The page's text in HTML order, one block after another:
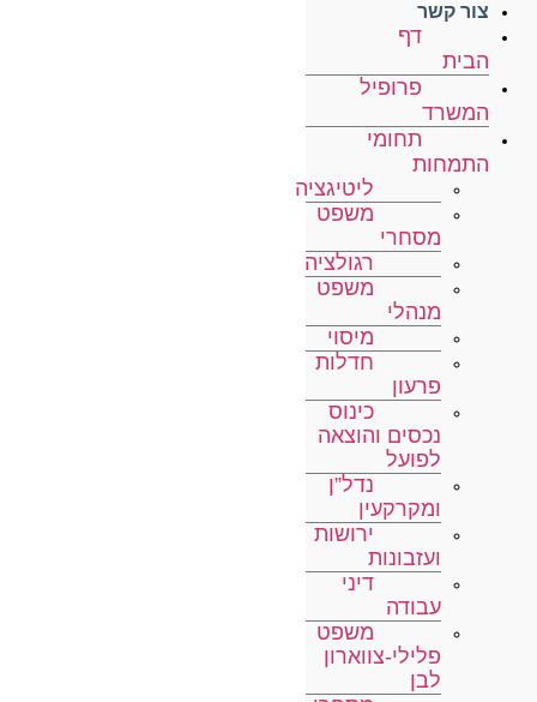
צור קשר
דף
הבית
פרופיל
המשרד
תחומי
התמחות
ליטיגציה
משפט
מסחרי
רגולציה
משפט
מנהלי
מיסוי
חדלות
פרעון
כינוס
נכסים והוצאה
לפועל
נדל”ן
ומקרקעין
ירושות
ועזבונות
דיני
עבודה
משפט
פלילי-צווארון
לבן